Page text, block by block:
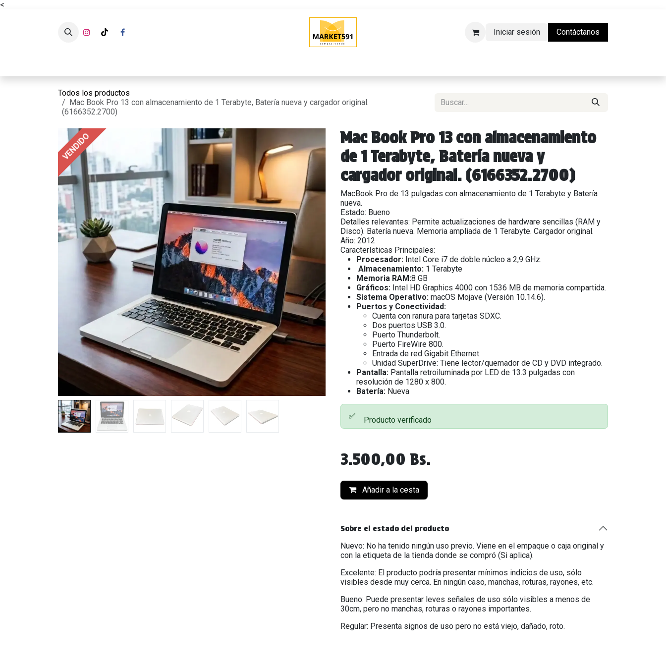
<
Iniciar sesión
Contáctanos
Todos los productos
Mac Book Pro 13 con almacenamiento de 1 Terabyte, Batería nueva y cargador original.
(6166352.2700)
VENDIDO
Mac Book Pro 13 con almacenamiento
de 1 Terabyte, Batería nueva y
cargador original. (6166352.2700)
MacBook Pro de 13 pulgadas con almacenamiento de 1 Terabyte y Batería
nueva.
Estado: Bueno
Detalles relevantes: Permite actualizaciones de hardware sencillas (RAM y
Disco). Batería nueva. Memoria ampliada de 1 Terabyte. Cargador original.
Año: 2012
Características Principales:
Procesador: Intel Core i7 de doble núcleo a 2,9 GHz.
Almacenamiento: 1 Terabyte
Memoria RAM:8 GB
Gráficos: Intel HD Graphics 4000 con 1536 MB de memoria compartida.
Sistema Operativo: macOS Mojave (Versión 10.14.6).
Puertos y Conectividad:
Cuenta con ranura para tarjetas SDXC.
Dos puertos USB 3.0.
Puerto Thunderbolt.
Puerto FireWire 800.
Entrada de red Gigabit Ethernet.
Unidad SuperDrive: Tiene lector/quemador de CD y DVD integrado.
Pantalla: Pantalla retroiluminada por LED de 13.3 pulgadas con
resolución de 1280 x 800.
Batería: Nueva
✅ Producto verificado
3.500,00 Bs.
Añadir a la cesta
Sobre el estado del producto
Nuevo: No ha tenido ningún uso previo. Viene en el empaque o caja original y
con la etiqueta de la tienda donde se compró (Si aplica).
Excelente: El producto podría presentar mínimos indicios de uso, sólo
visibles desde muy cerca. En ningún caso, manchas, roturas, rayones, etc.
Bueno: Puede presentar leves señales de uso sólo visibles a menos de
30cm, pero no manchas, roturas o rayones importantes.
Regular: Presenta signos de uso pero no está viejo, dañado, roto.